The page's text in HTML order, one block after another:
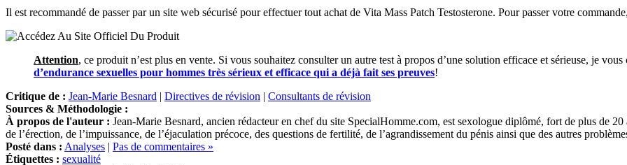
Il est recommandé de passer par un site web sécurisé pour effectuer tout achat de Vita Mass Patch Testosterone. Pour passer votre
Attention, ce produit n’est plus en vente. Si vous souhaitez consulter un autre test à propos d’une solution efficace et sérieuse, je
d’endurance sexuelles pour hommes très sérieux et efficace qui a déjà fait ses preuves!
Critique de : Jean-Marie Besnard | Directives de révision | Consultants de révision
Sources & Méthodologie :
À propos de l'auteur : Jean-Marie Besnard, ancien rédacteur en chef du site SpecialHomme.com, est sexologue diplômé, fort de plus de
de l’érection, de l’impuissance, de l’éjaculation précoce, des questions de fertilité, de l’agrandissement du pénis ainsi que des autres
Posté dans : Analyses | Pas de commentaires »
Étiquettes : sexualité